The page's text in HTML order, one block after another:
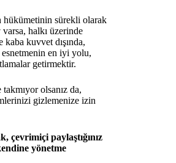
sürekli olarak
halkı üzerinde
kuvvet dışında,
en iyi yolu,
getirmektir.
olsanız da,
gizlemenize izin
çevrimiçi paylaştığınız
yönetme